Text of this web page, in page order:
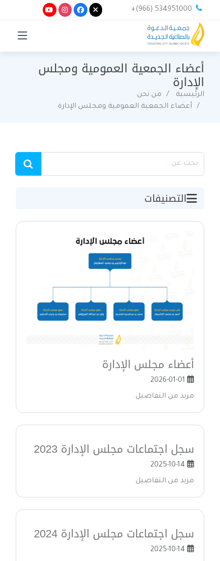
+(966) 534951000
أعضاء الجمعية العمومية ومجلس
الإدارة
الرئيسية
من نحن
أعضاء الجمعية العمومية ومجلس الإدارة
التصنيفات
أعضاء مجلس الإدارة
مزيد من التفاصيل
سجل اجتماعات مجلس الإدارة 2023
مزيد من التفاصيل
سجل اجتماعات مجلس الإدارة 2024